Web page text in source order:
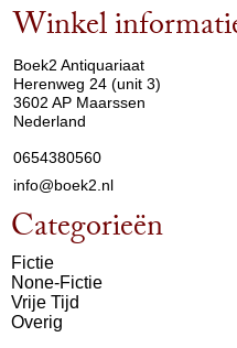
Winkel
Boek2 Antiquariaat
Herenweg 24 (unit 3)
3602 AP Maarssen
Nederland
0654380560
info@boek2.nl
Categorieën
Fictie
None-Fictie
Vrije Tijd
Overig